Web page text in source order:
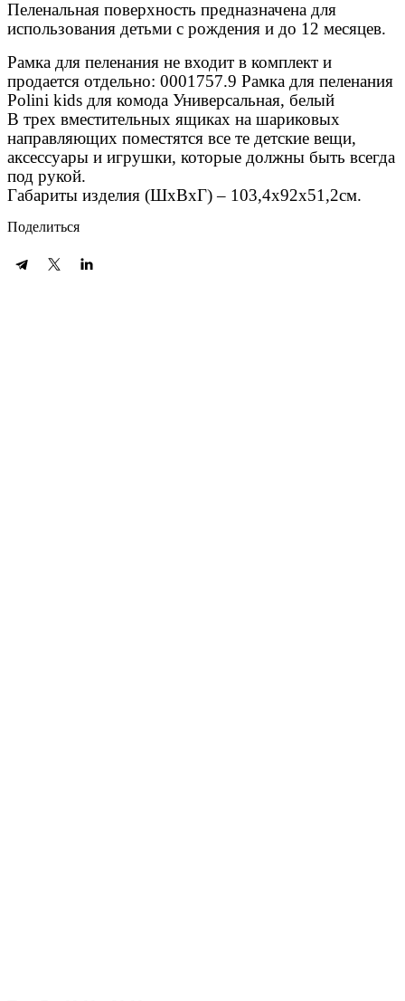
Пеленальная поверхность предназначена для
использования детьми с рождения и до 12 месяцев.
Рамка для пеленания не входит в комплект и
продается отдельно: 0001757.9 Рамка для пеленания
Polini kids для комода Универсальная, белый
В трех вместительных ящиках на шариковых
направляющих поместятся все те детские вещи,
аксессуары и игрушки, которые должны быть всегда
под рукой.
Габариты изделия (ШхВхГ) – 103,4х92х51,2см.
Поделиться